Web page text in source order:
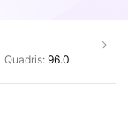
Quadris: 96.0